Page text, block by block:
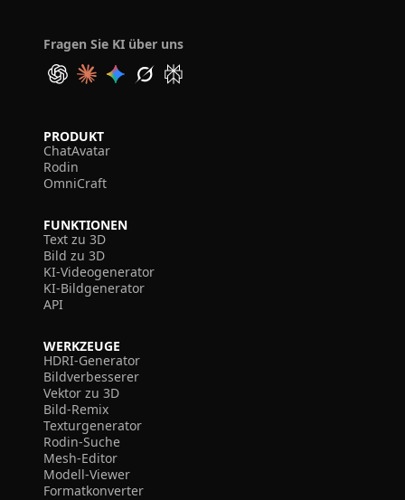
Fragen Sie KI über uns
PRODUKT
ChatAvatar
Rodin
OmniCraft
FUNKTIONEN
Text zu 3D
Bild zu 3D
KI-Videogenerator
KI-Bildgenerator
API
WERKZEUGE
HDRI-Generator
Bildverbesserer
Vektor zu 3D
Bild-Remix
Texturgenerator
Rodin-Suche
Mesh-Editor
Modell-Viewer
Formatkonverter